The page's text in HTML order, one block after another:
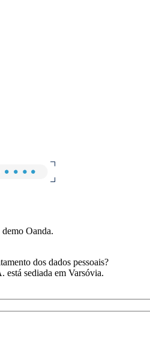
Oanda.
dos dados pessoais?
sediada em Varsóvia.